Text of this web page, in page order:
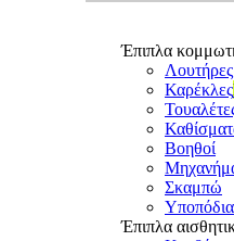
Έπιπλα
Λουτήρες
Καρέκλες
Βοηθοί
Σκαμπώ
Υποπόδια
Έπιπλα